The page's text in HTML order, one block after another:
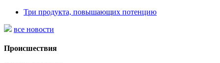
Три продукта, повышающих потенцию
все новости
Происшествия